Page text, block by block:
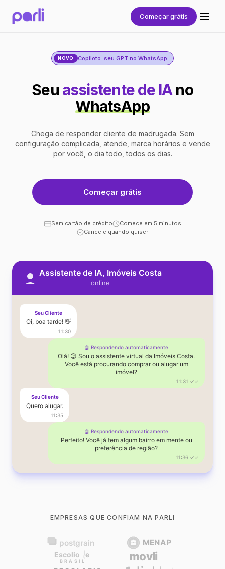
Começar grátis
NOVO Copiloto: seu GPT no WhatsApp
Seu assistente de IAno
WhatsApp
Chega de responder cliente de madrugada. Sem
configuração complicada, atende, marca horários e vende
por você, o dia todo, todos os dias.
Começar grátis
Sem cartão de crédito
Comece em 5 minutos
Cancele quando quiser
Assistente de IA, Imóveis Costa
online
Seu Cliente
Oi, boa tarde! 👋
11:30
🤖 Respondendo automaticamente
Olá! 😊 Sou o assistente virtual da Imóveis Costa.
Você está procurando comprar ou alugar um
imóvel?
11:31 ✓✓
Seu Cliente
Quero alugar.
11:35
🤖 Respondendo automaticamente
Perfeito! Você já tem algum bairro em mente ou
preferência de região?
11:36 ✓✓
EMPRESAS QUE CONFIAM NA PARLI